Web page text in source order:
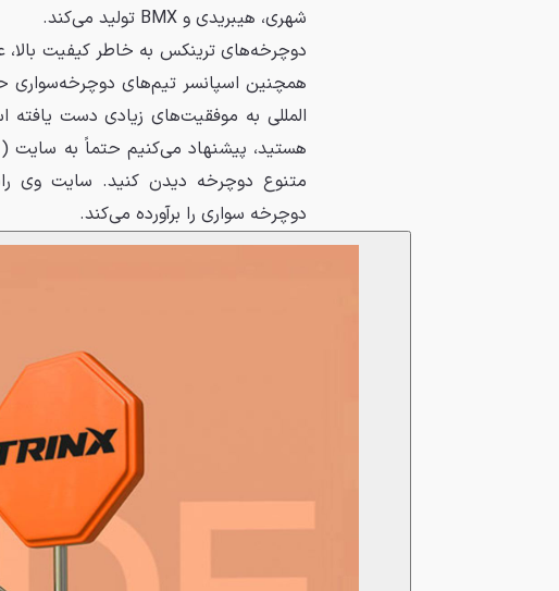
شهری، هیبریدی و BMX تولید می‌کند.
دوچرخه‌های ترینکس به خاطر کیفیت
همچنین اسپانسر تیم‌های
المللی به موفقیت‌های زیادی دست یافته
هستید، پیشنهاد می‌کنیم حتماً به سایت
متنوع دوچرخه دیدن کنید. سایت وی
دوچرخه‌ سواری را برآورده می‌کند.